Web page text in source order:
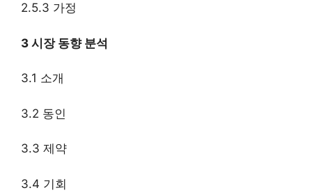
2.5.3 가정
3 시장 동향 분석
3.1 소개
3.2 동인
3.3 제약
3.4 기회